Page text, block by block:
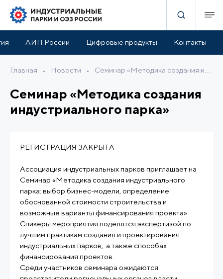
АИП России Цифровые продукты Контакты
Главная • Новости •
Семинар «Методика создания
индустриального парка»
РЕГИСТРАЦИЯ ЗАКРЫТА
Ассоциация индустриальных парков приглашает на
Семинар «Методика создания индустриального
парка: выбор бизнес-модели, определение
обоснованной стоимости строительства и
возможные варианты финансирования проекта».
Спикеры мероприятия поделятся экспертизой по
лучшим практикам создания и проектирования
индустриальных парков, а также способах
финансирования проектов.
Среди участников семинара ожидаются